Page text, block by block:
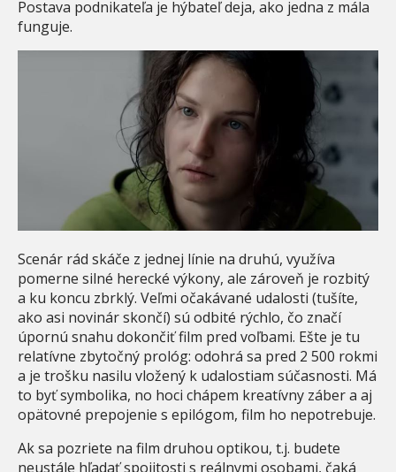
Postava podnikateľa je hýbateľ deja, ako jedna z mála
funguje.
Scenár rád skáče z jednej línie na druhú, využíva
pomerne silné herecké výkony, ale zároveň je rozbitý
a ku koncu zbrklý. Veľmi očakávané udalosti (tušíte,
ako asi novinár skončí) sú odbité rýchlo, čo značí
úpornú snahu dokončiť film pred voľbami. Ešte je tu
relatívne zbytočný prológ: odohrá sa pred 2 500 rokmi
a je trošku nasilu vložený k udalostiam súčasnosti. Má
to byť symbolika, no hoci chápem kreatívny záber a aj
opätovné prepojenie s epilógom, film ho nepotrebuje.
Ak sa pozriete na film druhou optikou, t.j. budete
neustále hľadať spojitosti s reálnymi osobami, čaká